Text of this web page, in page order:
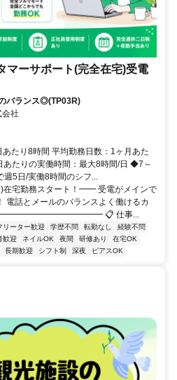
マーサポート(完全在宅)受電
バランス◎(TP03R)
社
たり8時間 平均勤務日数：1ヶ月あた
あたりの実働時間：最大8時間/日 ◆7～
5日/実働8時間のシフ...
宅勤務スタート！━━ 受電がメインで
電話とメールのバランスよく働けるカ
━━━━━━━━━━━━━━ 📋 仕事...
リーター歓迎 学歴不問 転勤なし
経験不問
歓迎 ネイルOK 夜間 研修あり
在宅OK
長期歓迎 シフト制 深夜 ピアスOK